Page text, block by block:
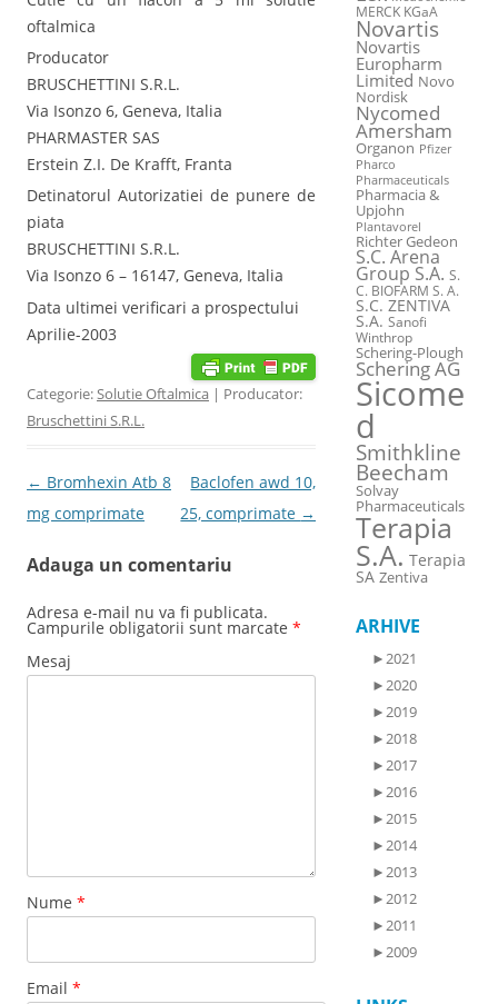
oftalmica
Producator
BRUSCHETTINI S.R.L.
Via Isonzo 6, Geneva, Italia
PHARMASTER SAS
Erstein Z.I. De Krafft, Franta
Detinatorul Autorizatiei de punere de
piata
BRUSCHETTINI S.R.L.
Via Isonzo 6 – 16147, Geneva, Italia
Data ultimei verificari a prospectului
Aprilie-2003
Categorie:Solutie Oftalmica | Producator:
Bruschettini S.R.L.
Post navigation
← Bromhexin Atb 8
mg comprimate
Baclofen awd 10,
25, comprimate →
Adauga un comentariu
Adresa e-mail nu va fi publicata.
Campurile obligatorii sunt marcate *
Mesaj
Nume *
Email *
MERCK KGaA
Novartis
Novartis
Europharm
Limited Novo
Nordisk
Nycomed
Amersham
Organon Pfizer
Pharco
Pharmaceuticals
Pharmacia &
Upjohn
Plantavorel
Richter Gedeon
S.C. Arena
Group S.A. S.
C. BIOFARM S. A.
S.C. ZENTIVA
S.A. Sanofi
Winthrop
Schering-Plough
Schering AG
Sicome
d
Smithkline
Beecham
Solvay
Pharmaceuticals
Terapia
S.A. Terapia
SA Zentiva
ARHIVE
►2021
►2020
►2019
►2018
►2017
►2016
►2015
►2014
►2013
►2012
►2011
►2009